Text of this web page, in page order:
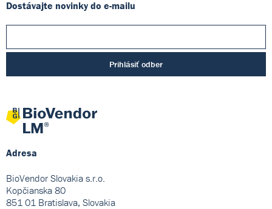
Dostávajte novinky do e-mailu
Prihlásiť odber
Adresa
BioVendor Slovakia s.r.o.
Kopčianska 80
851 01 Bratislava, Slovakia